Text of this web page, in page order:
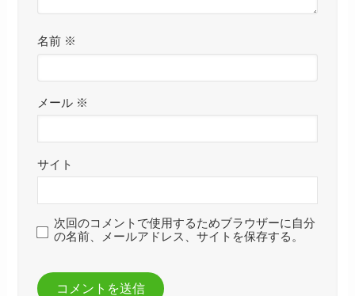
名前 ※
メール ※
サイト
次回のコメントで使用するためブラウザーに自分
の名前、メールアドレス、サイトを保存する。